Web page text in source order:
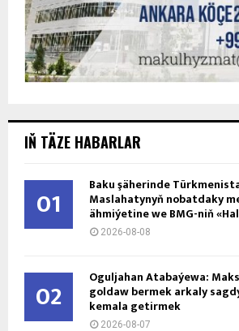
IŇ TÄZE HABARLAR
01 Baku şäherinde
Maslahatynyň nobatdaky
ähmiýetine we BMG-niň
2026-08-08
02 Oguljahan Atabaýewa:
goldaw bermek arkaly
kemala getirmek
2026-08-07